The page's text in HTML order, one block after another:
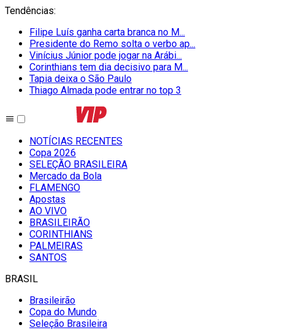
Tendências:
Filipe Luís ganha carta branca no M...
Presidente do Remo solta o verbo ap...
Vinícius Júnior pode jogar na Arábi...
Corinthians tem dia decisivo para M...
Tapia deixa o São Paulo
Thiago Almada pode entrar no top 3
NOTÍCIAS RECENTES
Copa 2026
SELEÇÃO BRASILEIRA
Mercado da Bola
FLAMENGO
Apostas
AO VIVO
BRASILEIRÃO
CORINTHIANS
PALMEIRAS
SANTOS
BRASIL
Brasileirão
Copa do Mundo
Seleção Brasileira